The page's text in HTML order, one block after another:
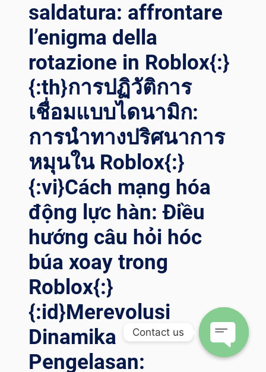
ЗИЦИОНЕРОВ{:}{:
AR}إط
لاق ا
لعنان ل
لدقة: ت
حام ا
الغاز ب
استخدام أ
دوات ت
حديد م
وضع ا
للحام ا
لمبتكرة{:}{:
IT}PRECISIONE SE
NZA LI
MITI: TR
SA
LDATURA DI
PE
TROLIO E
GA
S CO
SIZIONATORI DI
saldatura: affrontare
l’enigma della
rotazione in Roblox{:}
{:th}การปฏิวัติการ
เชื่อมแบบไดนามิก:
การนำทางปริศนาการ
หมุนใน Roblox{:}
{:vi}Cách mạng hóa
động lực hàn: Điều
hướng câu hỏi hóc
búa xoay trong
Roblox{:}
{:id}Merevolusi
Dinamika
Pengelasan:
Contact us